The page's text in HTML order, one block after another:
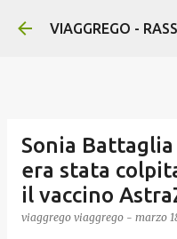
Passa ai
VIAGGREGO -
Sonia
era stata
il vaccino
viaggrego viaggrego - marzo